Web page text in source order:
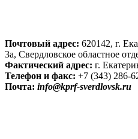
Почтовый адрес: 620142, г.
3а, Свердловское областное
Фактический адрес: г.
Телефон и факс: +7 (343) 286-
Почта: info@kprf-sverdlovsk.ru